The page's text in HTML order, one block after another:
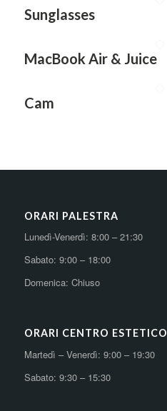
Sunglasses
MacBook Air & Juice
Cam
ORARI PALESTRA
Lunedì-Venerdì: 8:00 – 21:30
Sabato: 9:00 – 18:00
Domenica: Chiuso
ORARI CENTRO ESTETICO
Martedì – Venerdì: 9:00 – 19:30
Sabato: 9:30 – 15:30